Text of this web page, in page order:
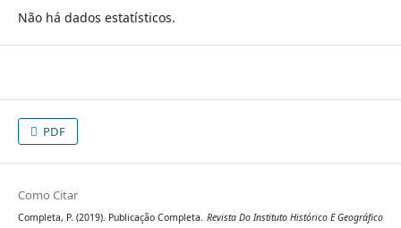
Não há dados estatísticos.
PDF
Como Citar
Completa, P. (2019). Publicação Completa. Revista Do Instituto Histórico E Geográfico